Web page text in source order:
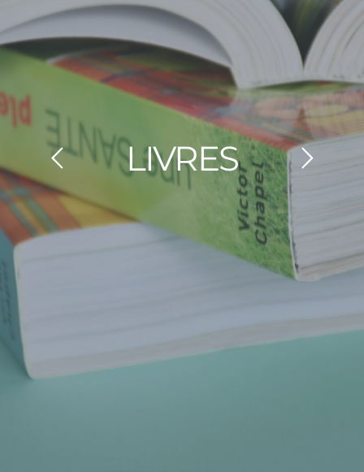
DÉPLIANTS